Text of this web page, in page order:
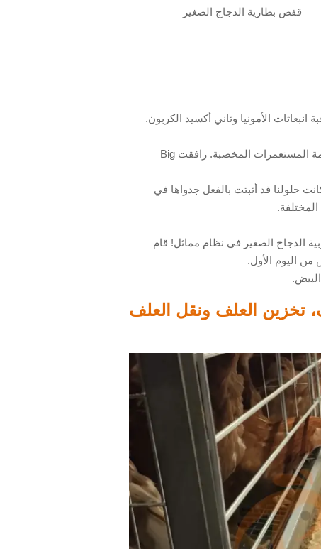
قفص بطارية الدجاج الصغير
الأمونيا وثاني أكسيد الكربون.
في عام 1988، اعتمد البرلمان السويدي قانونًا يحظر أقفاص الدجاج البياض. أدى هذا القرار إلى تطوير أول أنظمة المستعمرات المخصبة. رافقت Big
تمكنا من تقديم بدائل للأقفاص قبل وقت طويل من حظرها في الاتحاد الأوروبي في عام 2012 - وكانت حلولنا قد أثبتت بالفعل جدواها في
الدجاج الصغير في نظام مماثل! قام
اليوم الأول.
تخزين العلف ونقل العلف